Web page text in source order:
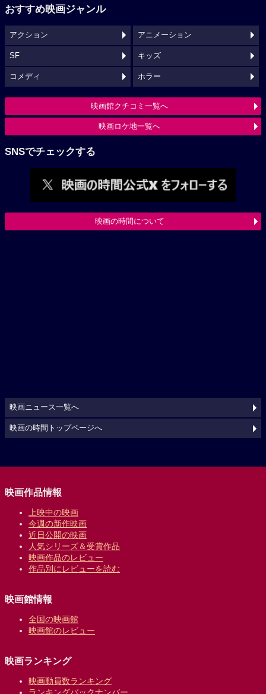
おすすめ映画ジャンル
アクション アニメーション
SF キッズ
コメディ ホラー
映画館クチコミ一覧へ
映画ロケ地一覧へ
SNSでチェックする
映画の時間について
映画ニュース一覧へ
映画の時間トップページへ
映画作品情報
上映中の映画
今週の新作映画
近日公開の映画
人気シリーズ＆受賞作品
映画作品のレビュー
作品別にレビューを読む
映画館情報
全国の映画館
映画館のレビュー
映画ランキング
映画動員数ランキング